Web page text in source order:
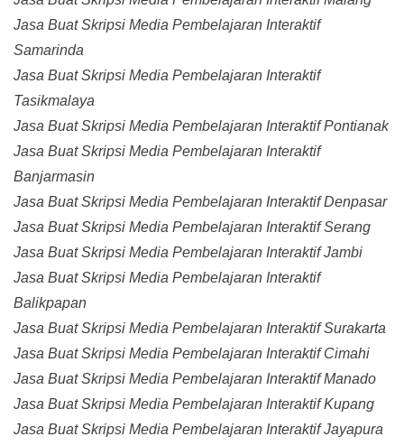
Jasa Buat Skripsi Media Pembelajaran Interaktif
Samarinda
Jasa Buat Skripsi Media Pembelajaran Interaktif
Tasikmalaya
Jasa Buat Skripsi Media Pembelajaran Interaktif Pontianak
Jasa Buat Skripsi Media Pembelajaran Interaktif
Banjarmasin
Jasa Buat Skripsi Media Pembelajaran Interaktif Denpasar
Jasa Buat Skripsi Media Pembelajaran Interaktif Serang
Jasa Buat Skripsi Media Pembelajaran Interaktif Jambi
Jasa Buat Skripsi Media Pembelajaran Interaktif
Balikpapan
Jasa Buat Skripsi Media Pembelajaran Interaktif Surakarta
Jasa Buat Skripsi Media Pembelajaran Interaktif Cimahi
Jasa Buat Skripsi Media Pembelajaran Interaktif Manado
Jasa Buat Skripsi Media Pembelajaran Interaktif Kupang
Jasa Buat Skripsi Media Pembelajaran Interaktif Jayapura